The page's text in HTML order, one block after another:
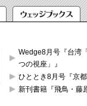
Wedge8月号『台湾
つの視座」』
ひととき8月号『京
新刊書籍『飛鳥・藤